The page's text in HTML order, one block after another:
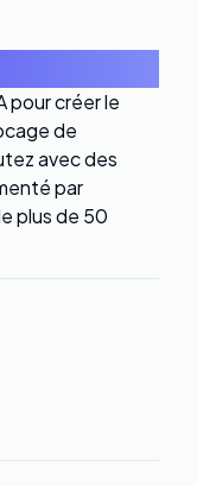
pour créer le
de
avec des
par
plus de 50